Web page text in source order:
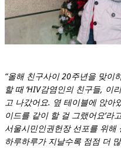
“올해 친구사이 20주년을 맞이
할 때 ‘HIV감염인의 친구들, 이
고 나갔어요. 옆 테이블에 앉아
이드를 같이 할 걸 그랬어요’라
서울시민인권헌장 선포를 위
하루하루가 지날수록 점점 더